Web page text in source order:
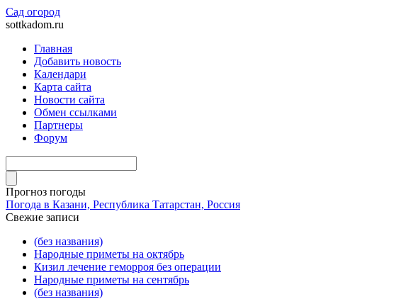
Сад огород
sottkadom.ru
Главная
Добавить новость
Календари
Карта сайта
Новости сайта
Обмен ссылками
Партнеры
Форум
Прогноз погоды
Погода в Казани, Республика Татарстан, Россия
Свежие записи
(без названия)
Народные приметы на октябрь
Кизил лечение геморроя без операции
Народные приметы на сентябрь
(без названия)